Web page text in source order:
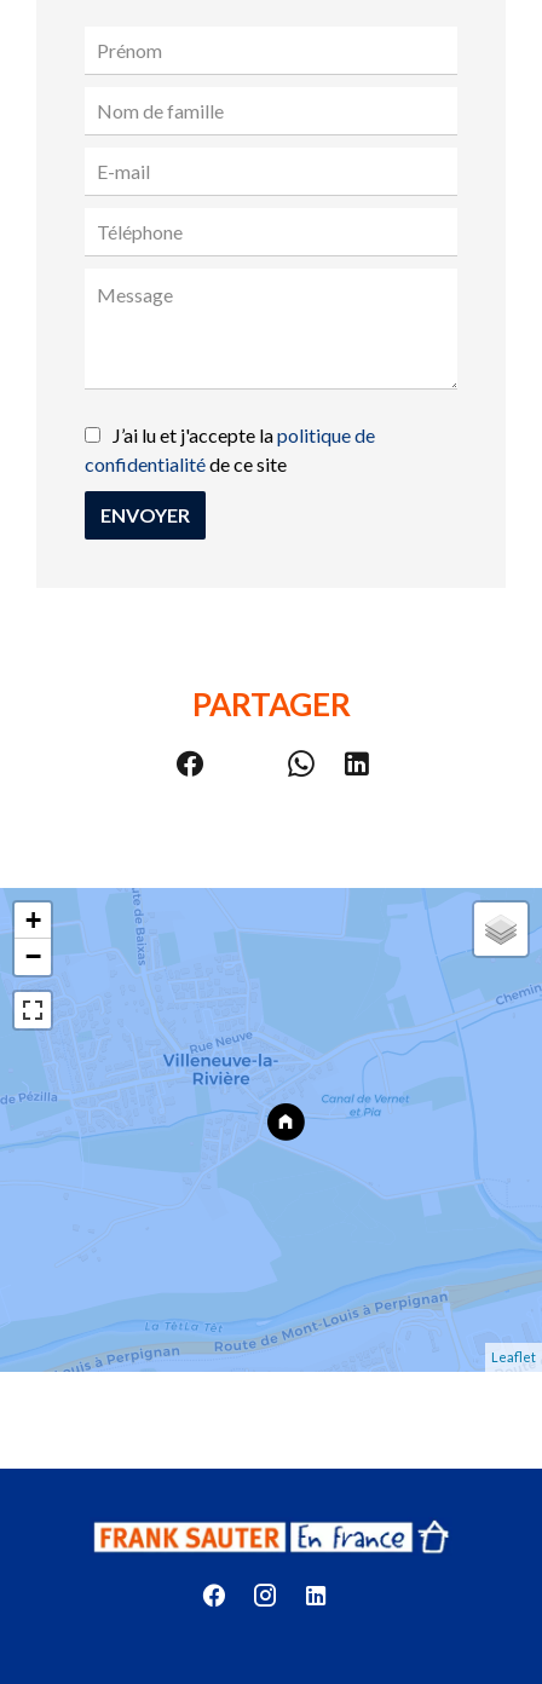
J’ai lu et j'accepte lapolitique de
confidentialitéde ce site
ENVOYER
PARTAGER
+
−
Leaflet